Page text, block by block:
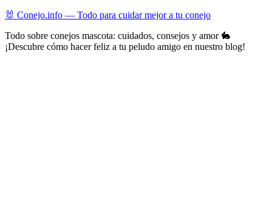
Skip
content
🐰 Conejo.info — Todo para cuidar mejor a tu conejo
Todo sobre conejos mascota: cuidados, consejos y amor 🐇
¡Descubre cómo hacer feliz a tu peludo amigo en nuestro blog!